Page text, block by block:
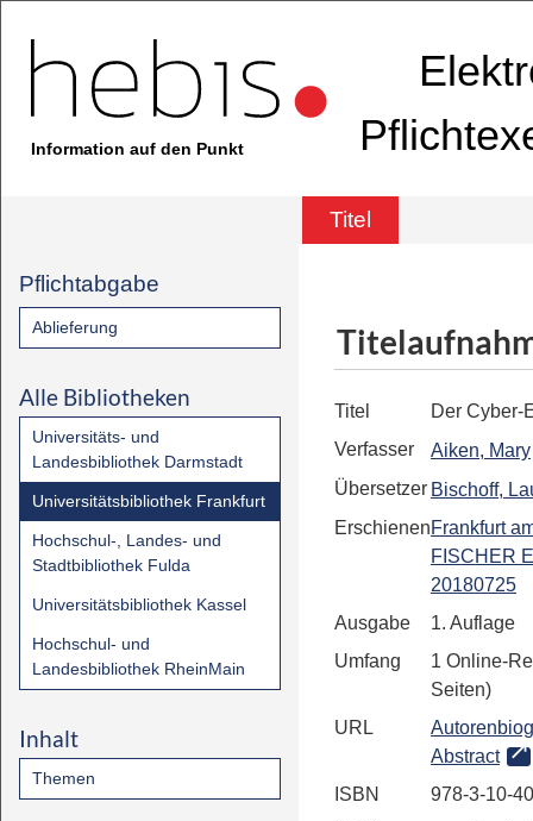
Information auf den Punkt
Titel
Pflichtabgabe
Ablieferung
Alle Bibliotheken
Universitäts- und
Landesbibliothek Darmstadt
Universitätsbibliothek Frankfurt
Hochschul-, Landes- und
Stadtbibliothek Fulda
Universitätsbibliothek Kassel
Hochschul- und
Landesbibliothek RheinMain
Inhalt
Themen
Titel
Der Cyber-
Verfasser
Aiken, Mary
Übersetzer Bischoff,
ErschienenFrankfurt
FISCHER
20180725
Ausgabe
1. Auflage
Umfang
1 Online-
Seiten)
URL
Abstract
ISBN
978-3-10-